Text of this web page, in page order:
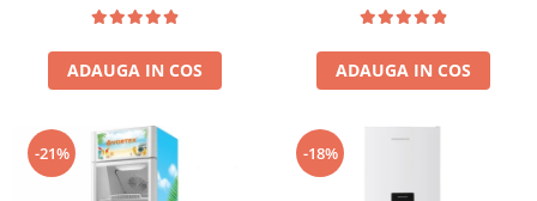
ADAUGA IN COS ADAUGA IN COS
-21% -18%